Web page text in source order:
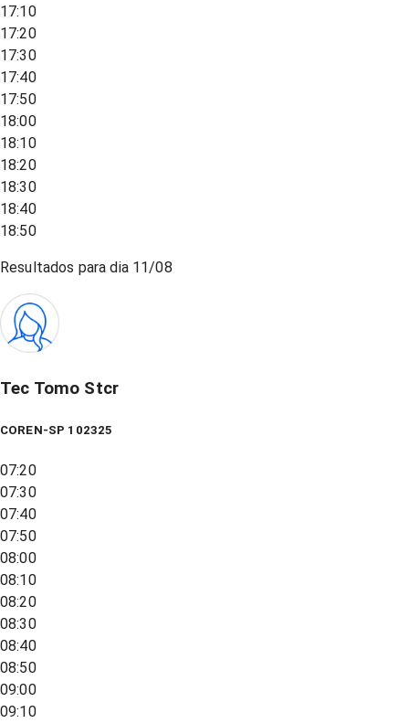
17:10
17:20
17:30
17:40
17:50
18:00
18:10
18:20
18:30
18:40
18:50
Resultados para dia 11/08
Tec Tomo Stcr
COREN-SP 102325
07:20
07:30
07:40
07:50
08:00
08:10
08:20
08:30
08:40
08:50
09:00
09:10